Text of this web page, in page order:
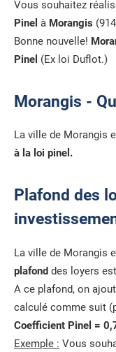
Vous souhaitez
Pinel à Morangis
Bonne nouvelle!
Pinel (Ex loi Duflot.)
Morangis -
La ville de Morangis
à la loi pinel.
Plafond des
La ville de Morangis
plafond des loyers
A ce plafond, on
calculé comme suit
Coefficient Pinel =
Exemple : Vous